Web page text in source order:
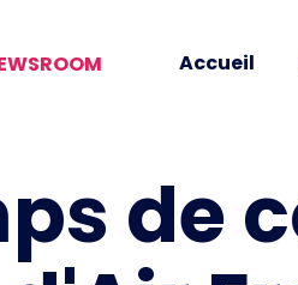
Accueil
de